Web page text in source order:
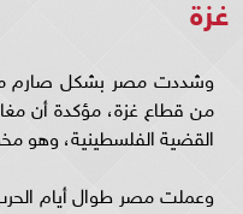
غزة
وشددت مصر بشكل صارم
من قطاع غزة، مؤكدة أن
القضية الفلسطينية، وهو
وعملت مصر طوال أيام